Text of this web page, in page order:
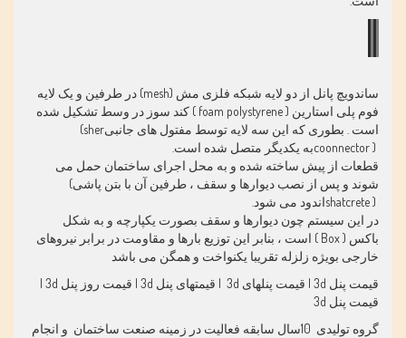
ساندویچ پانل از دو لایه شبکه فلزی مش (mesh) در طرفین و یک لایه
فوم پلی استارین ( foam polystyrene ) کند سوز در وسط تشکیل شده
است . بطوری که این سه لایه توسط مفتول های جانبی(sher
coonnector )به یکدیگر متصل شده است
قطعات از پیش ساخته شده و به محل اجرای ساختمان حمل می
شوند و پس از نصب دیوارها و سقف ، طرفین آن با بتن پاشی(
shatcrete )اندود می شود
در این سیستم چون دیوارها و سقف بصورت یکپارچه و به شکل
باکس ( Box ) است ، بنابر این توزیع بارها و مقاومت در برابر نیروهای
خارجی بویژه زلزله تقریبا یکنواخت و همگن می باشد
قیمت پنل 3d | قیمت پنلهای 3d | قیمتهای پنل 3d | قیمت روز پنل 3d |
قیمت پنل 3d
گروه تولیدی 10سال سابقه فعالیت در زمینه صنعت ساختمان و انجام